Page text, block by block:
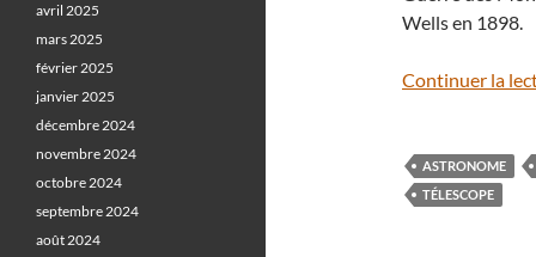
Wells en 1898.
Continuer la
ASTRONOME
TÉLESCOPE
avril 2025
mars 2025
février 2025
janvier 2025
décembre 2024
novembre 2024
octobre 2024
septembre 2024
août 2024